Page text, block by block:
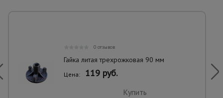
0 отзывов
Гайка литая трехрожковая 90 мм
Цена: 119 руб.
Купить